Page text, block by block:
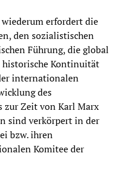
erfordert die
den sozialistischen
Führung, die global
historische Kontinuität
internationalen
des
zur Zeit von Karl Marx
sind verkörpert in der
bzw. ihren
Komitee der